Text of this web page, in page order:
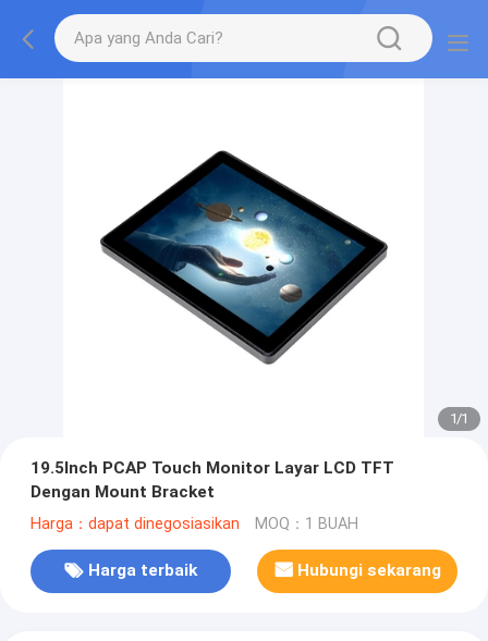
1/1
19.5Inch PCAP Touch Monitor Layar LCD TFT
Dengan Mount Bracket
Harga：dapat dinegosiasikan MOQ：1 BUAH
Harga terbaik Hubungi sekarang